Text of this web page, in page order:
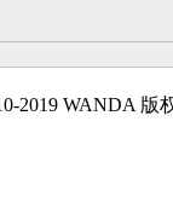
2019 WANDA 版